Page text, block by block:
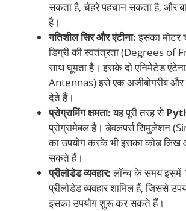
सकता है, चेहरे पहचान सकता है, और
है।
गतिशील सिर और एंटीना:इसका मोटर
डिग्री की स्वतंत्रता (Degrees of
साथ घूमता है। इसके दो एनिमेटेड
Antennas) इसे एक अजीबोगरीब और
देते हैं।
प्रोग्रामिंग क्षमता:यह पूरी तरह से
प्रोग्रामेबल है। डेवलपर्स सिमुलेशन
का उपयोग करके भी इसका कोड लिख
सकते हैं।
प्रीलोडेड व्यवहार:लॉन्च के समय
प्रीलोडेड व्यवहार शामिल हैं, जिससे
इसका उपयोग शुरू कर सकते हैं।